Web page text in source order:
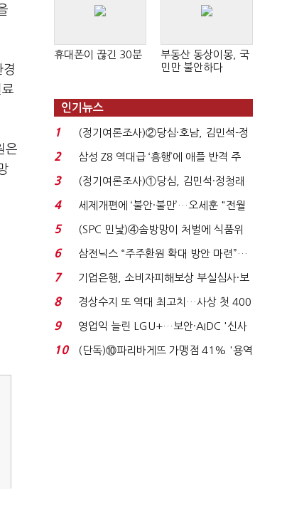
은
휴대폰이 끊긴 30분
부동산 동상이몽, 국
민만 불안하다
인기뉴스
1
(정기여론조사)②당심·호남, 김민석-정
청래 '초접전'...
2
삼성 Z8 역대급 ‘흥행’에 애플 반격 주
목…9월 ‘폴...
3
(정기여론조사)①당심, 김민석·정청래
'초접전'…대통령 ...
4
세제개편에 ‘불안·불만’…오세훈 "전월
세 구하기 더 ...
5
(SPC 민낯)④솜방망이 처벌에 식품위
생법 위반 반복...
6
삼전닉스 “주주환원 확대 방안 마련”…
로이터에 성명...
7
기업은행, 소비자피해보상 부실심사·보
이스피싱 공시 ...
8
경상수지 또 역대 최고치…사상 첫 400
억달러에 '3% 성...
9
영업익 늘린 LGU+…보안·AIDC '신사
업 드라이브'...
10
(단독)⑩파리바게뜨 가맹점 41% '용역